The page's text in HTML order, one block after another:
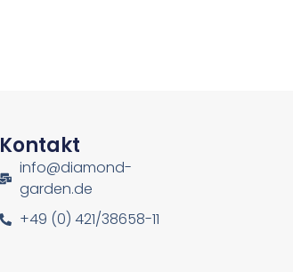
Kontakt
info@diamond-
garden.de
+49 (0) 421/38658-11